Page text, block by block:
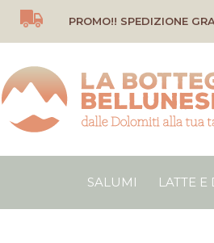
Vai
PROMO!! SPEDIZIONE
SALUMI LATTE E